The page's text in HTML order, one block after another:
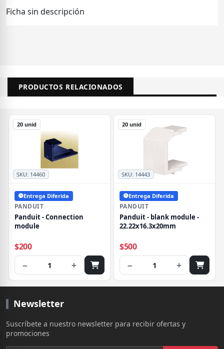
Ficha sin descripción
PRODUCTOS RELACIONADOS
SKU: 14460
20 unid
Entrega Diferida
PANDUIT
Panduit - Connection
module
$200
− 1 +
SKU: 14443
20 unid
Entrega Diferida
PANDUIT
Panduit - blank module -
22.22x16.3x20mm
$500
− 1 +
Newsletter
Suscríbete a nuestro newsletter para recibir ofertas y
promociones